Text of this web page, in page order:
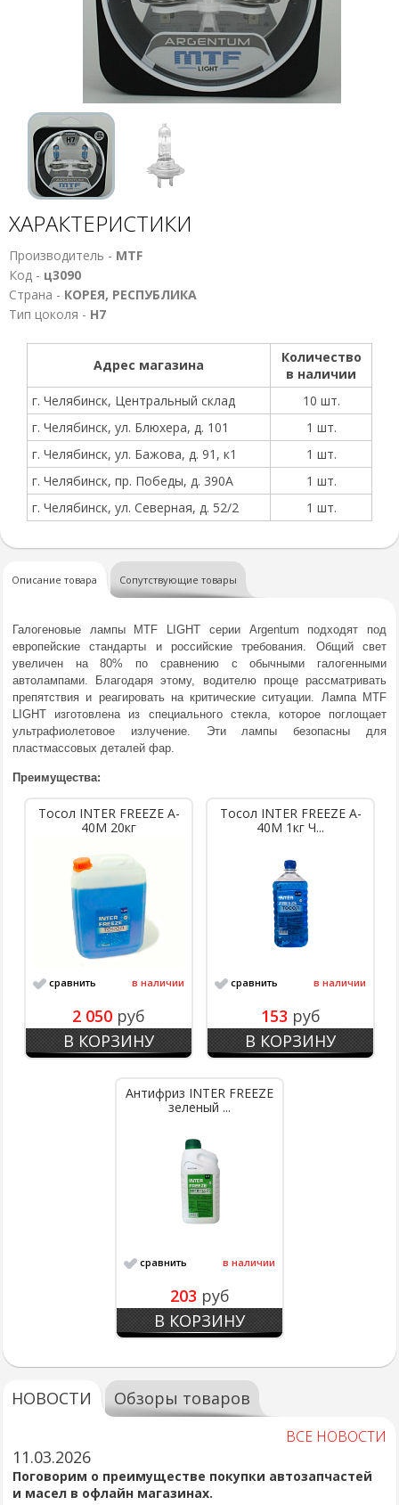
ХАРАКТЕРИСТИКИ
Производитель - MTF
Код - ц3090
Страна - КОРЕЯ, РЕСПУБЛИКА
Тип цоколя - Н7
Адрес магазина
Количество
в наличии
г. Челябинск, Центральный склад
10 шт.
г. Челябинск, ул. Блюхера, д. 101
1 шт.
г. Челябинск, ул. Бажова, д. 91, к1
1 шт.
г. Челябинск, пр. Победы, д. 390А
1 шт.
г. Челябинск, ул. Северная, д. 52/2
1 шт.
Описание товара Сопутствующие товары
Галогеновые лампы MTF LIGHT серии Argentum подходят под
европейские стандарты и российские требования. Общий свет
увеличен на 80% по сравнению с обычными галогенными
автолампами. Благодаря этому, водителю проще рассматривать
препятствия и реагировать на критические ситуации. Лампа MTF
LIGHT изготовлена из специального стекла, которое поглощает
ультрафиолетовое излучение. Эти лампы безопасны для
пластмассовых деталей фар.
Преимущества:
Тосол INTER FREEZE A-
40M 20кг
сравнить в наличии
2 050 руб
В КОРЗИНУ
Тосол INTER FREEZE A-
40M 1кг Ч...
сравнить в наличии
153 руб
В КОРЗИНУ
Антифриз INTER FREEZE
зеленый ...
сравнить в наличии
203 руб
В КОРЗИНУ
НОВОСТИ Обзоры товаров
ВСЕ НОВОСТИ
11.03.2026
Поговорим о преимуществе покупки автозапчастей
и масел в офлайн магазинах.